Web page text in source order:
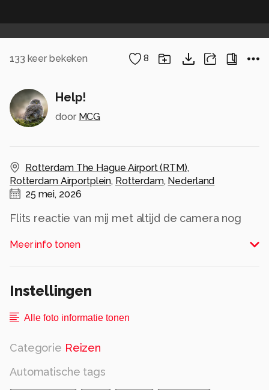
133 keer bekeken 8
Help!
door MCG
Rotterdam The Hague Airport (RTM),
Rotterdam Airportplein, Rotterdam, Nederland
25 mei, 2026
Flits reactie van mij met altijd de camera nog
voor het opstarten?
Meer info tonen
Instellingen
Alle foto informatie tonen
Categorie Reizen
Automatische tags